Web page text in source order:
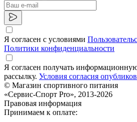
Я согласен с условиями
Политики конфиденциальности
Я согласен получать
рассылку. Условия согласия
© Магазин спортивного питания
«Сервис-Спорт Pro», 2013-2026
Правовая информация
Принимаем к оплате: